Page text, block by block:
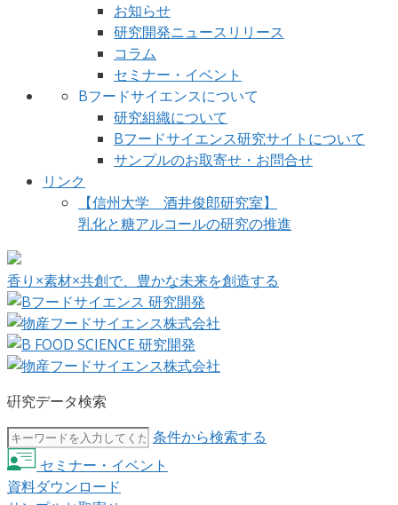
お知らせ
研究開発ニュースリリース
コラム
セミナー・イベント
Bフードサイエンスについて
研究組織について
Bフードサイエンス研究サイトについて
サンプルのお取寄せ・お問合せ
リンク
【信州大学 酒井俊郎研究室】
乳化と糖アルコールの研究の推進
香り×素材×共創で、豊かな未来を創造する
硏究データ検索
条件から検索する
セミナー・イベント
資料ダウンロード